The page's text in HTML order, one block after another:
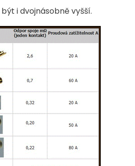
být i dvojnásobně vyšší.